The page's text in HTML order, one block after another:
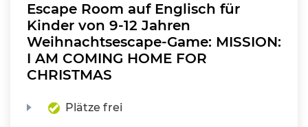
Escape Room auf Englisch für
Kinder von 9-12 Jahren
Weihnachtsescape-Game: MISSION:
I AM COMING HOME FOR
CHRISTMAS
Plätze frei